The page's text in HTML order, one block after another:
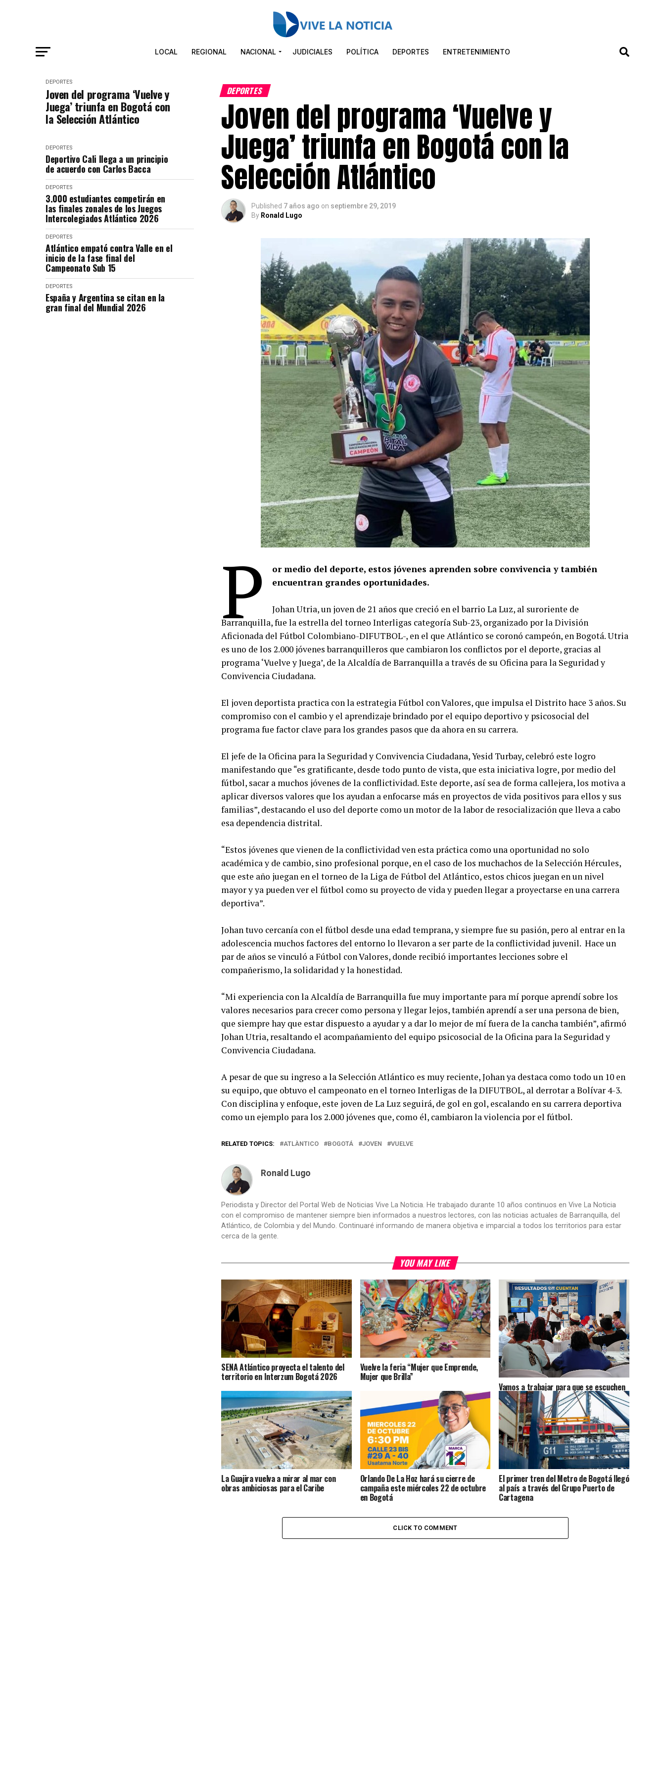
LOCAL REGIONAL NACIONAL JUDICIALES POLÍTICA DEPORTES ENTRETENIMIENTO
DEPORTES
Joven del programa ‘Vuelve y
Juega’ triunfa en Bogotá con
la Selección Atlántico
DEPORTES
Deportivo Cali llega a un principio
de acuerdo con Carlos Bacca
DEPORTES
3.000 estudiantes competirán en
las finales zonales de los Juegos
Intercolegiados Atlántico 2026
DEPORTES
Atlántico empató contra Valle en el
inicio de la fase final del
Campeonato Sub 15
DEPORTES
España y Argentina se citan en la
gran final del Mundial 2026
DEPORTES
Joven del programa ‘Vuelve y
Juega’ triunfa en Bogotá con la
Selección Atlántico
Published 7 años ago on septiembre 29, 2019
By Ronald Lugo
P
or medio del deporte, estos jóvenes aprenden sobre convivencia y también
encuentran grandes oportunidades.
Johan Utria, un joven de 21 años que creció en el barrio La Luz, al suroriente de
Barranquilla, fue la estrella del torneo Interligas categoría Sub-23, organizado por la División
Aficionada del Fútbol Colombiano-DIFUTBOL-, en el que Atlántico se coronó campeón, en Bogotá. Utria
es uno de los 2.000 jóvenes barranquilleros que cambiaron los conflictos por el deporte, gracias al
programa ‘Vuelve y Juega’, de la Alcaldía de Barranquilla a través de su Oficina para la Seguridad y
Convivencia Ciudadana.
El joven deportista practica con la estrategia Fútbol con Valores, que impulsa el Distrito hace 3 años. Su
compromiso con el cambio y el aprendizaje brindado por el equipo deportivo y psicosocial del
programa fue factor clave para los grandes pasos que da ahora en su carrera.
El jefe de la Oficina para la Seguridad y Convivencia Ciudadana, Yesid Turbay, celebró este logro
manifestando que “es gratificante, desde todo punto de vista, que esta iniciativa logre, por medio del
fútbol, sacar a muchos jóvenes de la conflictividad. Este deporte, así sea de forma callejera, los motiva a
aplicar diversos valores que los ayudan a enfocarse más en proyectos de vida positivos para ellos y sus
familias”, destacando el uso del deporte como un motor de la labor de resocialización que lleva a cabo
esa dependencia distrital.
“Estos jóvenes que vienen de la conflictividad ven esta práctica como una oportunidad no solo
académica y de cambio, sino profesional porque, en el caso de los muchachos de la Selección Hércules,
que este año juegan en el torneo de la Liga de Fútbol del Atlántico, estos chicos juegan en un nivel
mayor y ya pueden ver el fútbol como su proyecto de vida y pueden llegar a proyectarse en una carrera
deportiva”.
Johan tuvo cercanía con el fútbol desde una edad temprana, y siempre fue su pasión, pero al entrar en la
adolescencia muchos factores del entorno lo llevaron a ser parte de la conflictividad juvenil. Hace un
par de años se vinculó a Fútbol con Valores, donde recibió importantes lecciones sobre el
compañerismo, la solidaridad y la honestidad.
“Mi experiencia con la Alcaldía de Barranquilla fue muy importante para mí porque aprendí sobre los
valores necesarios para crecer como persona y llegar lejos, también aprendí a ser una persona de bien,
que siempre hay que estar dispuesto a ayudar y a dar lo mejor de mí fuera de la cancha también”, afirmó
Johan Utria, resaltando el acompañamiento del equipo psicosocial de la Oficina para la Seguridad y
Convivencia Ciudadana.
A pesar de que su ingreso a la Selección Atlántico es muy reciente, Johan ya destaca como todo un 10 en
su equipo, que obtuvo el campeonato en el torneo Interligas de la DIFUTBOL, al derrotar a Bolívar 4-3.
Con disciplina y enfoque, este joven de La Luz seguirá, de gol en gol, escalando en su carrera deportiva
como un ejemplo para los 2.000 jóvenes que, como él, cambiaron la violencia por el fútbol.
RELATED TOPICS: ATLÀNTICO BOGOTÁ JOVEN VUELVE
Ronald Lugo
Periodista y Director del Portal Web de Noticias Vive La Noticia. He trabajado durante 10 años continuos en Vive La Noticia
con el compromiso de mantener siempre bien informados a nuestros lectores, con las noticias actuales de Barranquilla, del
Atlántico, de Colombia y del Mundo. Continuaré informando de manera objetiva e imparcial a todos los territorios para estar
cerca de la gente.
YOU MAY LIKE
SENA Atlántico proyecta el talento del
territorio en Interzum Bogotá 2026
Vuelve la feria “Mujer que Emprende,
Mujer que Brilla”
Vamos a trabajar para que se escuchen
las necesidades del Atlántico: Estefanel
Gutiérrez
La Guajira vuelva a mirar al mar con
obras ambiciosas para el Caribe
Orlando De La Hoz hará su cierre de
campaña este miércoles 22 de octubre
en Bogotá
El primer tren del Metro de Bogotá llegó
al país a través del Grupo Puerto de
Cartagena
CLICK TO COMMENT